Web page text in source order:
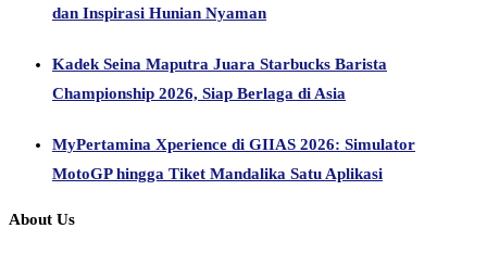
dan Inspirasi Hunian Nyaman
Kadek Seina Maputra Juara Starbucks Barista
Championship 2026, Siap Berlaga di Asia
MyPertamina Xperience di GIIAS 2026: Simulator
MotoGP hingga Tiket Mandalika Satu Aplikasi
About Us